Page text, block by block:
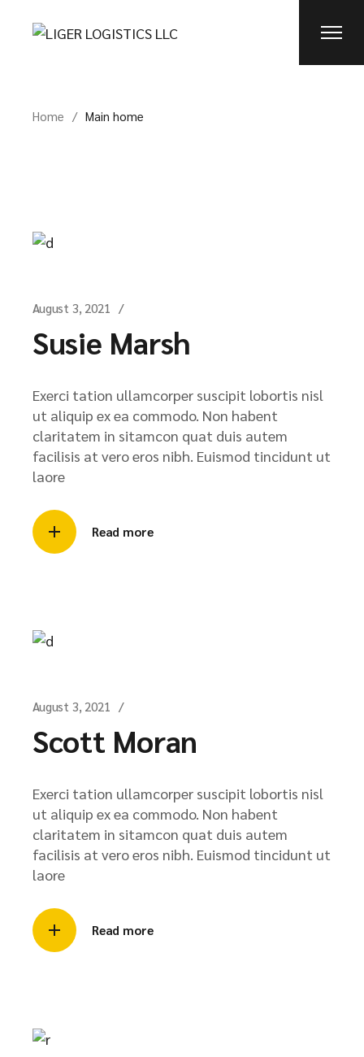
Home Main home
August 3, 2021
Susie Marsh
Exerci tation ullamcorper suscipit lobortis nisl
ut aliquip ex ea commodo. Non habent
claritatem in sitamcon quat duis autem
facilisis at vero eros nibh. Euismod tincidunt ut
laore
Read more
August 3, 2021
Scott Moran
Exerci tation ullamcorper suscipit lobortis nisl
ut aliquip ex ea commodo. Non habent
claritatem in sitamcon quat duis autem
facilisis at vero eros nibh. Euismod tincidunt ut
laore
Read more